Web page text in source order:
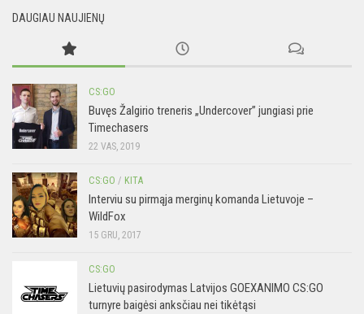
DAUGIAU NAUJIENŲ
CS:GO
Buvęs Žalgirio treneris „Undercover” jungiasi prie
Timechasers
22 VAS, 2019
CS:GO / KITA
Interviu su pirmąja merginų komanda Lietuvoje –
WildFox
15 GRU, 2017
CS:GO
Lietuvių pasirodymas Latvijos GOEXANIMO CS:GO
turnyre baigėsi anksčiau nei tikėtąsi